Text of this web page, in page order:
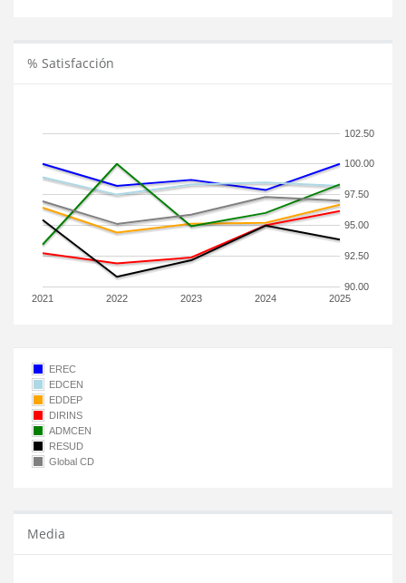
% Satisfacción
2021 2022 2023 2024 2025
90.00
92.50
95.00
97.50
100.00
102.50
EREC
EDCEN
EDDEP
DIRINS
ADMCEN
RESUD
Global CD
Media